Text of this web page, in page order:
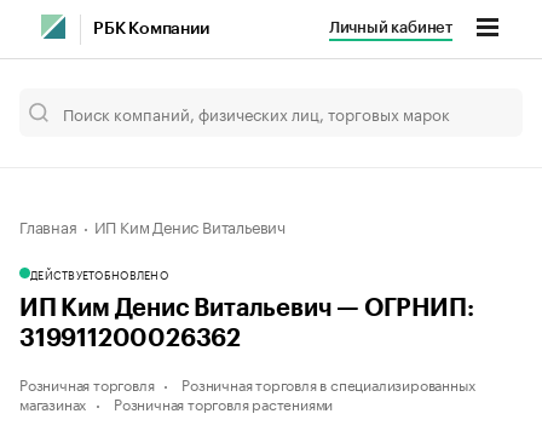
РБК Компании Личный кабинет
Главная ИП Ким Денис Витальевич
ДЕЙСТВУЕТОБНОВЛЕНО
ИП Ким Денис Витальевич — ОГРНИП:
319911200026362
Розничная торговля
Розничная торговля в специализированных
магазинах
Розничная торговля растениями